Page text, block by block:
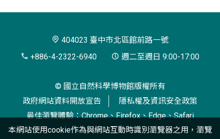
博
閱
404023 臺中市北區館前路一號
+886-4-2322-6940
週二至週日 9:00-17:00
© 國立自然科學博物館版權所有
政府網站資料開放宣告
隱私權及資訊安全政策
最佳瀏覽體驗：Chrome、Firefox、Edge、Safari
本網站使用cookie作為與網站互動時識別瀏覽器之用，瀏覽